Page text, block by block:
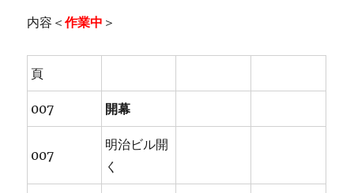
内容＜作業中 ＞
頁
007 開幕
007
明治ビル開
く